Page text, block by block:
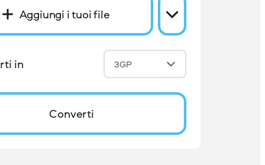
Aggiungi i tuoi file
in 3GP
Converti